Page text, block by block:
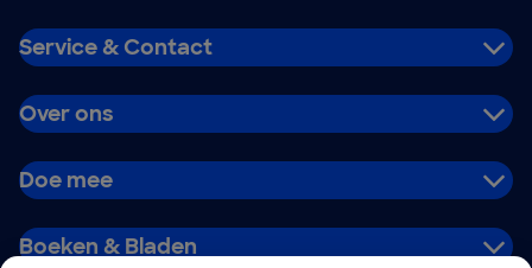
Service & Contact
Over ons
Doe mee
Boeken & Bladen